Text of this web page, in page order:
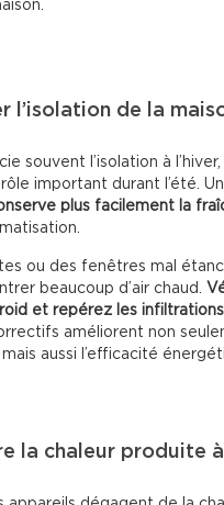
l’isolation de la
souvent l’isolation à
rôle important durant l’été.
plus facilement la
ou des fenêtres mal
beaucoup d’air chaud.
et repérez les infiltrations
améliorent non
aussi l’efficacité
la chaleur produite